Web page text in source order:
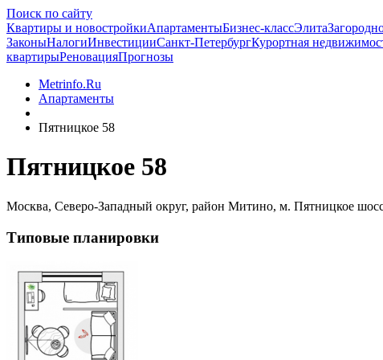
Поиск по сайту
Квартиры и новостройкиАпартаментыБизнес-классЭлита
ЗаконыНалогиИнвестицииСанкт-ПетербургКурортная
квартирыРеновацияПрогнозы
Metrinfo.Ru
Апартаменты
Пятницкое 58
Пятницкое 58
Москва, Северо-Западный округ, район Митино, м. Пятницкое
Типовые планировки